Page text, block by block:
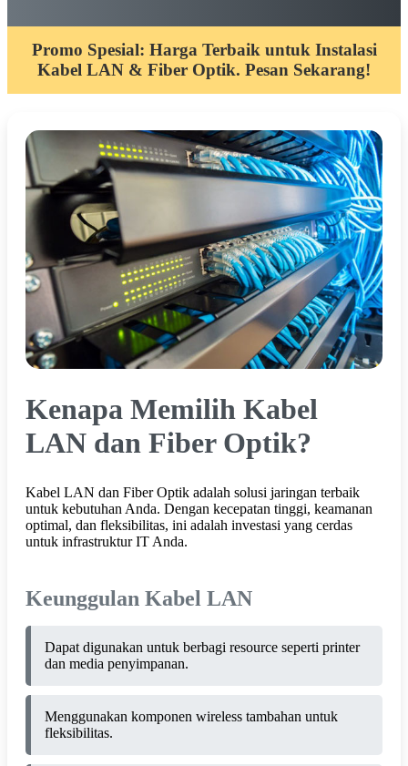
Promo Spesial: Harga Terbaik untuk Instalasi
Kabel LAN & Fiber Optik. Pesan Sekarang!
Kenapa Memilih Kabel
LAN dan Fiber Optik?
Kabel LAN dan Fiber Optik adalah solusi jaringan terbaik
untuk kebutuhan Anda. Dengan kecepatan tinggi, keamanan
optimal, dan fleksibilitas, ini adalah investasi yang cerdas
untuk infrastruktur IT Anda.
Keunggulan Kabel LAN
Dapat digunakan untuk berbagi resource seperti printer
dan media penyimpanan.
Menggunakan komponen wireless tambahan untuk
fleksibilitas.